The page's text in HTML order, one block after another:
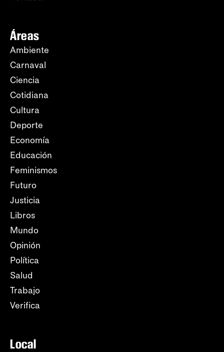
Áreas
Ambiente
Carnaval
Ciencia
Cotidiana
Cultura
Deporte
Economía
Educación
Feminismos
Futuro
Justicia
Libros
Mundo
Opinión
Política
Salud
Trabajo
Verifica
Local